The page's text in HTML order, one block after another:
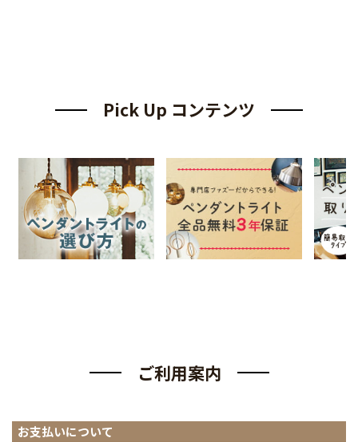
Pick Up コンテンツ
ご利用案内
お支払いについて